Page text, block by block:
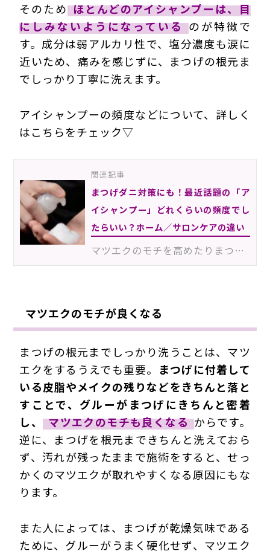
そのため ほとんどのアイシャンプーは、目
にしみないようになっている のが特徴で
す。成分は弱アルカリ性で、塩分濃度も涙に
近いため、痛みを感じずに、まつげの根元ま
でしっかり丁寧に洗えます。
アイシャンプーの頻度などについて、詳しく
はこちらをチェック▽
関連記事
まつげダニ対策にも！最近話題の「ア
イシャンプー」どれくらいの頻度でし
たらいい？ホーム／サロンケアの違い
マツエクのモチを高めたりまつげダニの繁殖を抑えたりするため欠かせないアイシャンプー。導入しているサ…
マツエクのモチが良くなる
まつげの根元までしっかり洗うことは、マツ
エクをするうえでも重要。
まつげに付着して
いる皮脂やメイクの残りなどをきちんと落と
すことで、グルーがまつげにきちんと密着
し、 マツエクのモチも良くなる からです。
逆に、まつげを根元まできちんと洗えておら
ず、汚れが残ったままで施術をすると、せっ
かくのマツエクが取れやすくなる原因にもな
ります。
また人によっては、まつげが乾燥気味である
ために、グルーがうまく硬化せず、マツエク